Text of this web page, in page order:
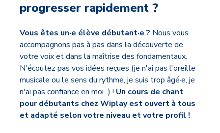
progresser rapidement ?
Vous êtes un·e élève débutant·e ? Nous vous
accompagnons pas à pas dans la découverte de
votre voix et dans la maîtrise des fondamentaux.
N'écoutez pas vos idées reçues (je n'ai pas l'oreille
musicale ou le sens du rythme, je suis trop âgé·e, je
n'ai pas confiance en moi...) ! Un cours de chant
pour débutants chez Wiplay est ouvert à tous
et adapté selon votre niveau et votre profil !